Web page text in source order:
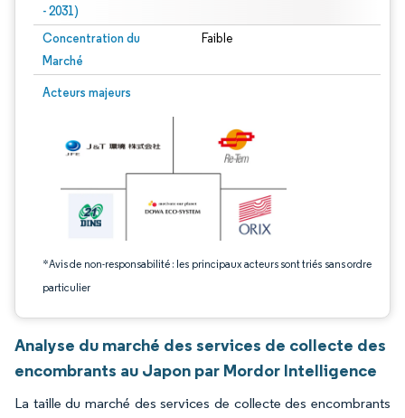
- 2031)
Concentration du
Marché
Faible
Acteurs majeurs
*Avis de non-responsabilité : les principaux acteurs sont triés sans ordre
particulier
Image © Mordor Intelligence. La réutilisation nécessite une attribution sous CC
Analyse du marché des services de collecte des
encombrants au Japon par Mordor Intelligence
La taille du marché des services de collecte des encombrants